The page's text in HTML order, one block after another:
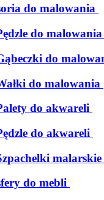
do malowania
do
do
do malowania
do akwareli
do akwareli
malarskie
do mebli